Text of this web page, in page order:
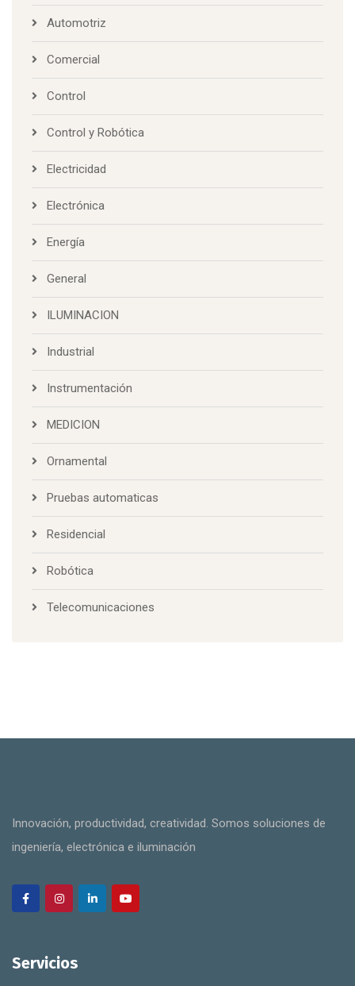
Automotriz
Comercial
Control
Control y Robótica
Electricidad
Electrónica
Energía
General
ILUMINACION
Industrial
Instrumentación
MEDICION
Ornamental
Pruebas automaticas
Residencial
Robótica
Telecomunicaciones
Innovación, productividad, creatividad. Somos soluciones de
ingeniería, electrónica e iluminación
Servicios